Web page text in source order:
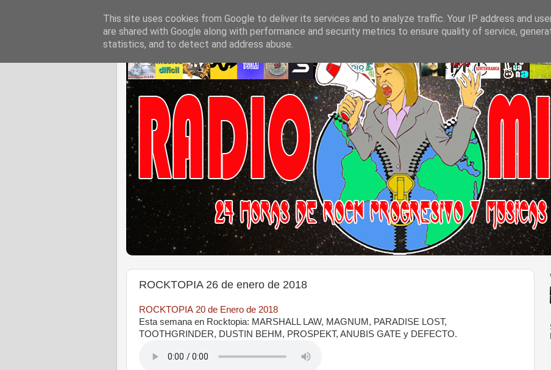
ROCKTOPIA 26 de enero de 2018
ROCKTOPIA 20 de Enero de 2018
Esta semana en Rocktopia: MARSHALL LAW, MAGNUM, PARADISE LOST,
TOOTHGRINDER, DUSTIN BEHM, PROSPEKT, ANUBIS GATE y DEFECTO.
This site uses cookies from Google to deliver its services and to analyze traffic. Your IP address and
are shared with Google along with performance and security metrics to ensure quality of service,
statistics, and to detect and address abuse.